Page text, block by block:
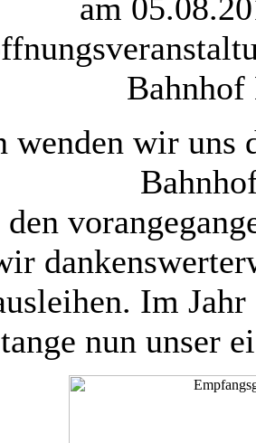
am
Bahnhof
wenden wir uns
Im
nun unser